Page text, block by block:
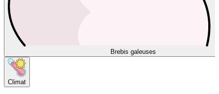
Brebis galeuses
Climat